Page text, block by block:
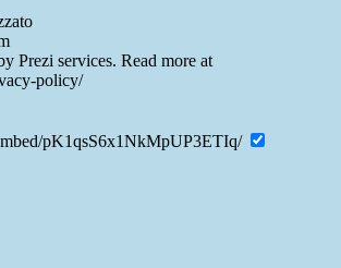
Prezi services. Read more at
policy/
pK1qsS6x1NkMpUP3ETIq/